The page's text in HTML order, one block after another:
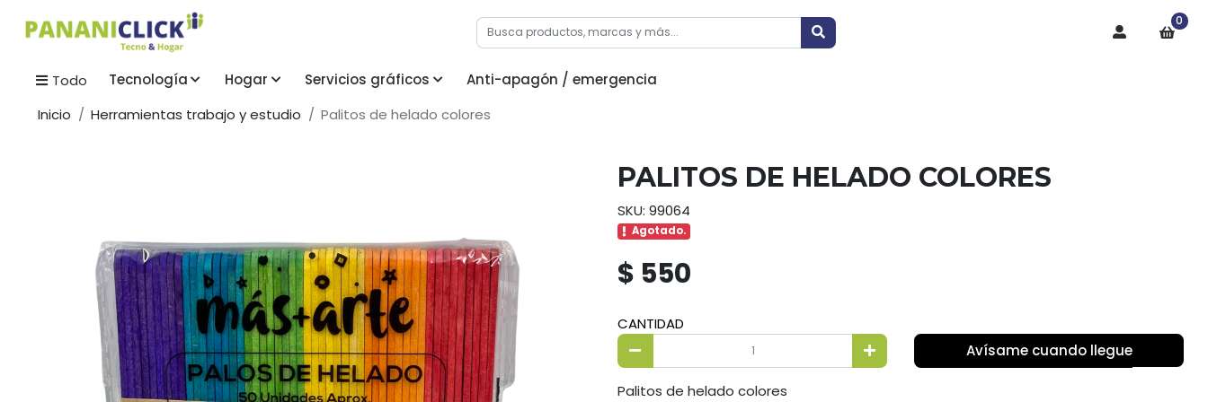
0
Todo Tecnología Hogar Servicios gráficos
Anti-apagón / emergencia
Inicio
Herramientas trabajo y estudio Palitos de helado colores
PALITOS DE HELADO COLORES
SKU: 99064
Agotado.
$ 550
CANTIDAD
Avísame cuando llegue
Palitos de helado colores